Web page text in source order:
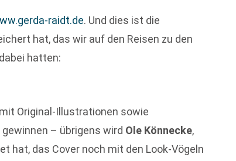
raidt.de. Und dies ist die
hat, das wir auf den Reisen zu den
hatten:
Original-Illustrationen sowie
– übrigens wird Ole Könnecke,
hat, das Cover noch mit den Look-Vögeln